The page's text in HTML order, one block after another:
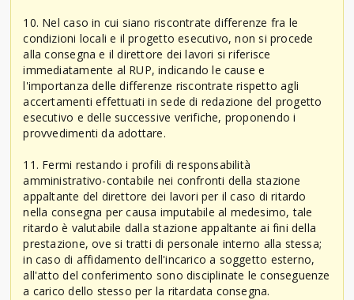
10. Nel caso in cui siano riscontrate differenze fra le
condizioni locali e il progetto esecutivo, non si procede
alla consegna e il direttore dei lavori si riferisce
immediatamente al RUP, indicando le cause e
l'importanza delle differenze riscontrate rispetto agli
accertamenti effettuati in sede di redazione del progetto
esecutivo e delle successive verifiche, proponendo i
provvedimenti da adottare.
11. Fermi restando i profili di responsabilità
amministrativo-contabile nei confronti della stazione
appaltante del direttore dei lavori per il caso di ritardo
nella consegna per causa imputabile al medesimo, tale
ritardo è valutabile dalla stazione appaltante ai fini della
prestazione, ove si tratti di personale interno alla stessa;
in caso di affidamento dell'incarico a soggetto esterno,
all'atto del conferimento sono disciplinate le conseguenze
a carico dello stesso per la ritardata consegna.